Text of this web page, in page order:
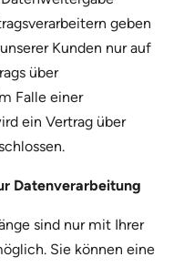
geben
Kunden nur auf
über
Falle einer
ein Vertrag über
Datenverarbeitung
sind nur mit Ihrer
Sie können eine